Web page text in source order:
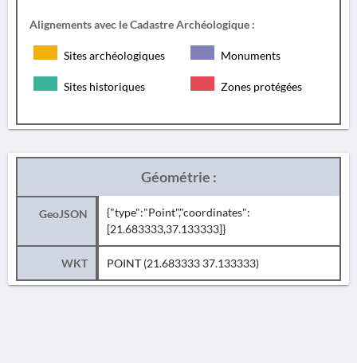
Alignements avec le Cadastre Archéologique :
Sites archéologiques Monuments
Sites historiques Zones protégées
Géométrie :
GeoJSON
{"type":"Point","coordinates":
[21.683333,37.133333]}
WKT POINT (21.683333 37.133333)